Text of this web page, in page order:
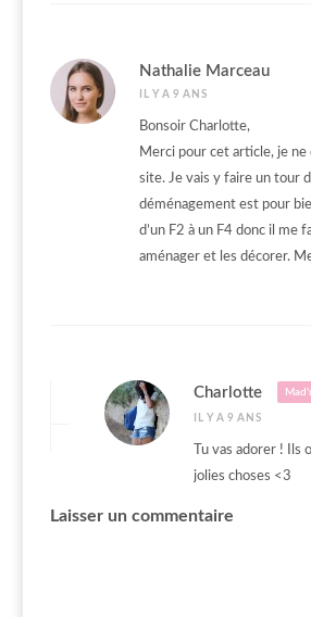
Nathalie Marceau
IL Y A 9 ANS
Bonsoir Charlotte,
Merci pour cet article, je ne
site. Je vais y faire un tour
déménagement est pour
d’un F2 à un F4 donc il me
aménager et les décorer.
Charlotte
IL Y A 9 ANS
Tu vas adorer !
jolies choses <3
Laisser un commentaire